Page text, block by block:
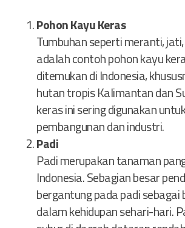
Pohon Kayu Keras
Tumbuhan seperti meranti,
adalah contoh pohon kayu
ditemukan di Indonesia,
hutan tropis Kalimantan dan
keras ini sering digunakan
pembangunan dan industri.
Padi
Padi merupakan tanaman
Indonesia. Sebagian besar
bergantung pada padi sebagai
dalam kehidupan sehari-hari.